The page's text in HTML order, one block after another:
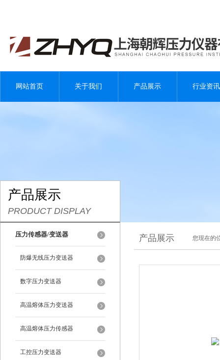
网站首页 关于我们 产品展示 行业资讯
产品展示
PRODUCT DISPLAY
压力传感器/变送器
防爆无线压力变送器
数字压力变送器
高温熔体压力变送器
高温熔体压力传感器
工控压力变送器
产品展示 您现在的